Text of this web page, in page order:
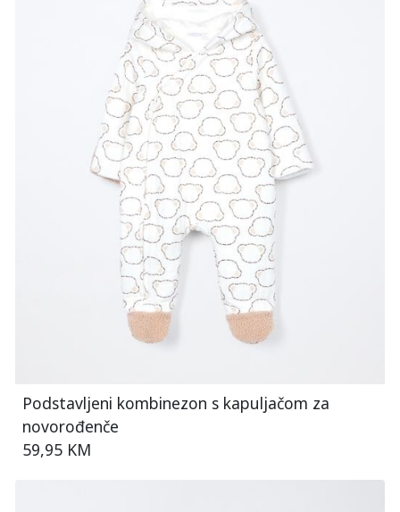
Podstavljeni kombinezon s kapuljačom za
novorođenče
59,95 KM